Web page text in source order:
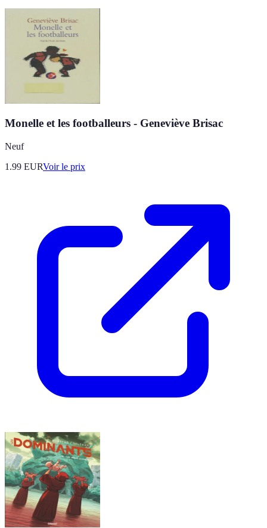
Monelle et les footballeurs - Geneviève Brisac
Neuf
1.99 EURVoir le prix